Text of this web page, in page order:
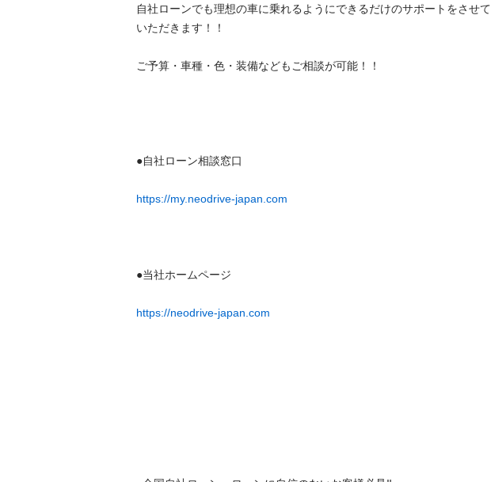
自社ローンでも理想の車に乗れるようにできるだけのサポートをさせて
いただきます！！
ご予算・車種・色・装備などもご相談が可能！！
●自社ローン相談窓口
https://my.neodrive-japan.com
●当社ホームページ
https://neodrive-japan.com